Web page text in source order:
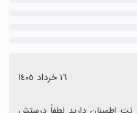
١٦ خرداد ١٤٠٥